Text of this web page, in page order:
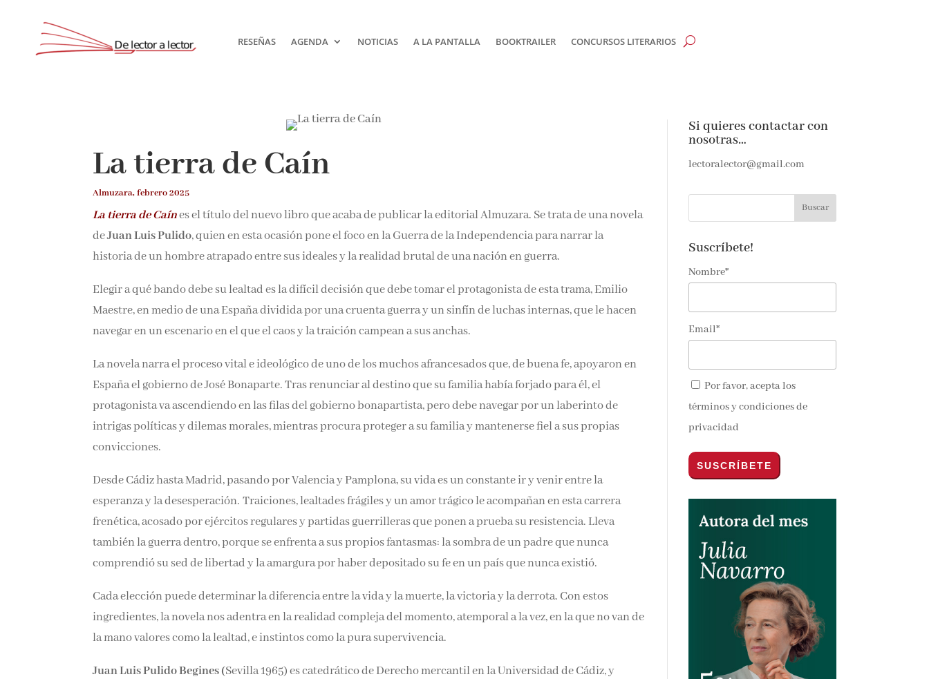
RESEÑAS AGENDA NOTICIAS A LA PANTALLA BOOKTRAILER CONCURSOS LITERARIOS
La tierra de Caín
Almuzara, febrero 2025
La tierra de Caínes el título del nuevo libro que acaba de publicar la editorial Almuzara. Se trata de una
novela deJuan Luis Pulido, quien en esta ocasión pone el foco en la Guerra de la Independencia para narrar
la historia de un hombre atrapado entre sus ideales y la realidad brutal de una nación en guerra.
Elegir a qué bando debe su lealtad es la difícil decisión que debe tomar el protagonista de esta trama, Emilio
Maestre, en medio de una España dividida por una cruenta guerra y un sinfín de luchas internas, que le hacen
navegar en un escenario en el que el caos y la traición campean a sus anchas.
La novela narra el proceso vital e ideológico de uno de los muchos afrancesados que, de buena fe, apoyaron en
España el gobierno de José Bonaparte. Tras renunciar al destino que su familia había forjado para él, el
protagonista va ascendiendo en las filas del gobierno bonapartista, pero debe navegar por un laberinto de
intrigas políticas y dilemas morales, mientras procura proteger a su familia y mantenerse fiel a sus propias
convicciones.
Desde Cádiz hasta Madrid, pasando por Valencia y Pamplona, su vida es un constante ir y venir entre la
esperanza y la desesperación. Traiciones, lealtades frágiles y un amor trágico le acompañan en esta carrera
frenética, acosado por ejércitos regulares y partidas guerrilleras que ponen a prueba su resistencia. Lleva
también la guerra dentro, porque se enfrenta a sus propios fantasmas: la sombra de un padre que nunca
comprendió su sed de libertad y la amargura por haber depositado su fe en un país que nunca existió.
Cada elección puede determinar la diferencia entre la vida y la muerte, la victoria y la derrota. Con estos
ingredientes, la novela nos adentra en la realidad compleja del momento, atemporal a la vez, en la que no van
de la mano valores como la lealtad, e instintos como la pura supervivencia.
Juan Luis Pulido Begines (Sevilla 1965) es catedrático de Derecho mercantil en la Universidad de Cádiz, y
Si quieres contactar con
nosotras…
lectoralector@gmail.com
Suscríbete!
Nombre*
Email*
Por favor, acepta los
términos y condiciones de
privacidad
la literatura y recibe las últimas noticias y
reseñas directamente en tu bandeja de
entrada.
Por favor, acepta lostérminos y
condiciones de privacidad